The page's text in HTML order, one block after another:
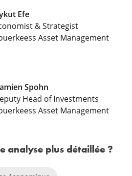
Efe
& Strategist
Asset Management
Spohn
Head of Investments
Asset Management
analyse plus détaillée ?